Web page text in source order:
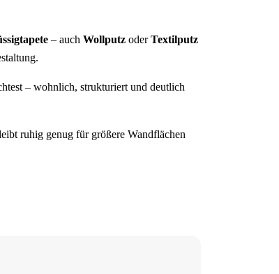
– auch Wollputz oderTextilputz
– wohnlich, strukturiert und deutlich
ruhig genug für größere Wandflächen